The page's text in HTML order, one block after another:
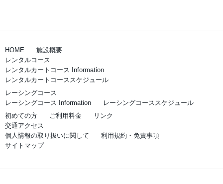
HOME
施設概要
レンタルコース
レンタルカートコース Information
レンタルカートコーススケジュール
レーシングコース
レーシングコース Information
レーシングコーススケジュール
初めての方
ご利用料金
リンク
交通アクセス
個人情報の取り扱いに関して
利用規約・免責事項
サイトマップ